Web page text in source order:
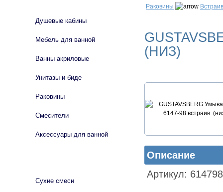
Раковины
(НИЗ)
Описание
Артикул:
Душевые кабины
Мебель для ванной
Ванны акриловые
Унитазы и биде
Раковины
Смесители
Аксессуары для ванной
Сухие смеси